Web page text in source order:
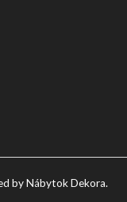
by Nábytok Dekora.